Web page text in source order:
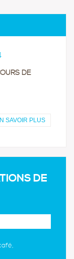
DE
SAVOIR PLUS
DE